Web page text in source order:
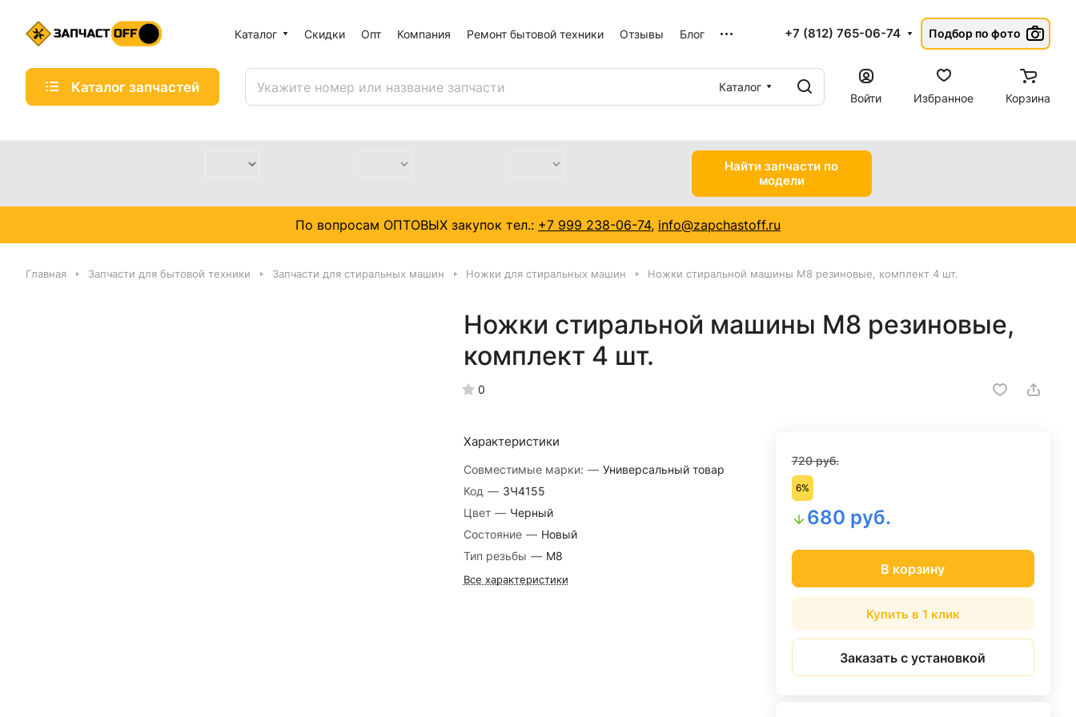
Каталог Скидки Опт Компания Ремонт бытовой техники Отзывы Блог +7 (812) 765-06-74 Подбор по фото
Каталог запчастей
Каталог
Войти
Избранное Корзина
Найти запчасти по
модели
По вопросам ОПТОВЫХ закупок тел.: +7 999 238-06-74, info@zapchastoff.ru
Главная Запчасти для бытовой техники Запчасти для стиральных машин Ножки для стиральных машин Ножки стиральной машины M8 резиновые, комплект 4 шт.
Ножки стиральной машины M8 резиновые,
комплект 4 шт.
0
Характеристики
Совместимые марки: — Универсальный товар
Код — ЗЧ4155
Цвет — Черный
Состояние — Новый
Тип резьбы — М8
Все характеристики
720 руб.
6%
680 руб.
В корзину
Купить в 1 клик
Заказать с установкой